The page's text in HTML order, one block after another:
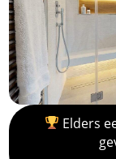
Elders